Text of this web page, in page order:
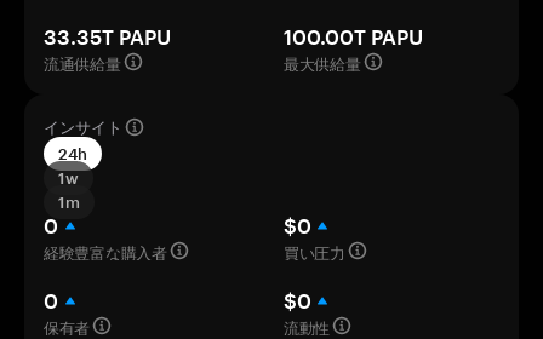
33.35T PAPU
流通供給量
100.00T PAPU
最大供給量
インサイト
24h
1w
1m
0
経験豊富な購入者
$0
買い圧力
0
保有者
$0
流動性